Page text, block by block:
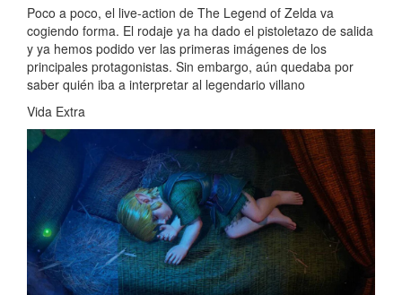
Poco a poco, el live-action de The Legend of Zelda va
cogiendo forma. El rodaje ya ha dado el pistoletazo de salida
y ya hemos podido ver las primeras imágenes de los
principales protagonistas. Sin embargo, aún quedaba por
saber quién iba a interpretar al legendario villano
Vida Extra